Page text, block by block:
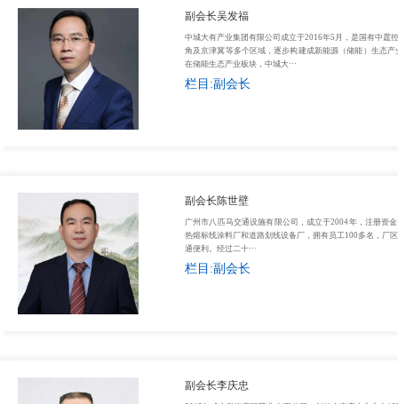
副会长吴发福
中城大有产业集团有限公司成立于2016年5月，是国有中霆
角及京津冀等多个区域，逐步构建成新能源（储能）生态
在储能生态产业板块，中城大···
栏目:副会长
副会长陈世壁
广州市八匹马交通设施有限公司，成立于2004年，注册资
热熔标线涂料厂和道路划线设备厂，拥有员工100多名，厂
通便利。经过二十···
栏目:副会长
副会长李庆忠